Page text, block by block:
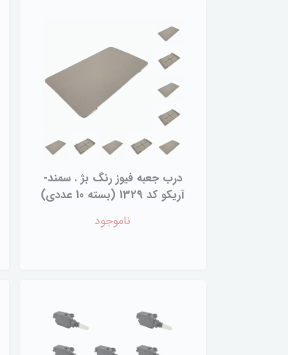
درب جعبه فیوز رنگ بژ . سمند-
آریکو کد 1329 (بسته 10 عددی)
ناموجود